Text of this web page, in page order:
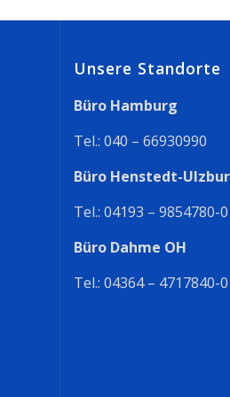
Unsere Standorte
Büro Hamburg
Tel.: 040 – 66930990
Büro Henstedt-
Tel.: 04193 – 9854780-0
Büro Dahme OH
Tel.: 04364 – 4717840-0